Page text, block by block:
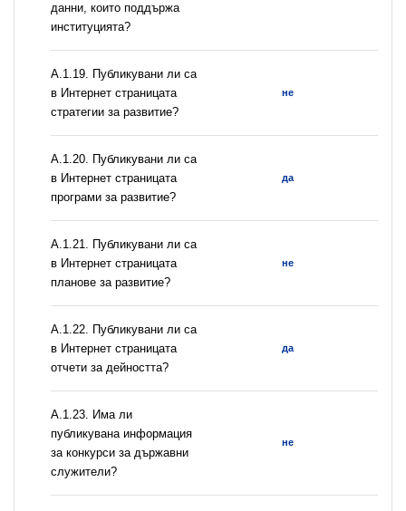
данни, които поддържа
институцията?
А.1.19. Публикувани ли са
в Интернет страницата
стратегии за развитие?
не
А.1.20. Публикувани ли са
в Интернет страницата
програми за развитие?
да
А.1.21. Публикувани ли са
в Интернет страницата
планове за развитие?
не
А.1.22. Публикувани ли са
в Интернет страницата
отчети за дейността?
да
А.1.23. Има ли
публикувана информация
за конкурси за държавни
служители?
не